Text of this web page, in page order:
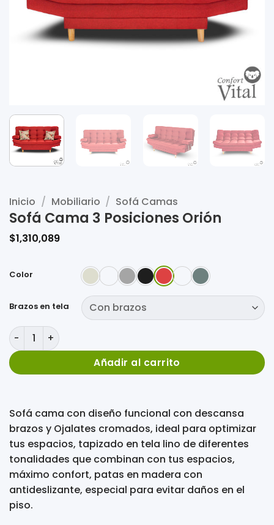
Inicio / Mobiliario / Sofá Camas
Sofá Cama 3 Posiciones Orión
$1,310,089
Sofá cama con diseño funcional con descansa
brazos y Ojalates cromados, ideal para optimizar
tus espacios, tapizado en tela lino de diferentes
tonalidades que combinan con tus espacios,
máximo confort, patas en madera con
antideslizante, especial para evitar daños en el
piso.
Color
Brazos en tela
Sofá Cama 3 Posiciones Orión cantidad
Añadir al carrito